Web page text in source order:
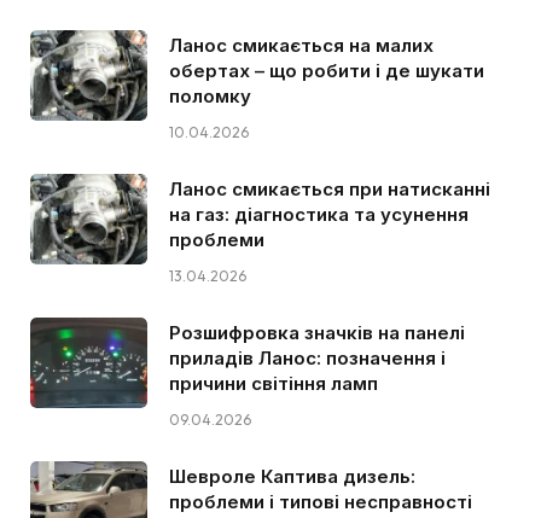
Ланос смикається на малих
обертах – що робити і де шукати
поломку
10.04.2026
Ланос смикається при натисканні
на газ: діагностика та усунення
проблеми
13.04.2026
Розшифровка значків на панелі
приладів Ланос: позначення і
причини світіння ламп
09.04.2026
Шевроле Каптива дизель:
проблеми і типові несправності